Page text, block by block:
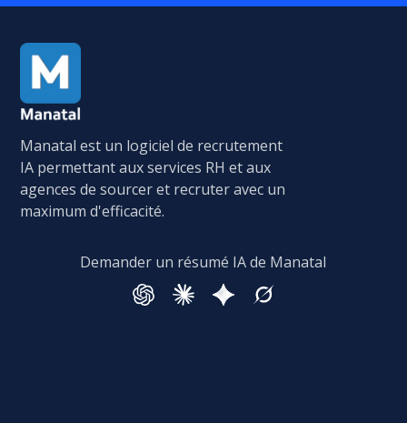
Manatal est un logiciel de recrutement
IA permettant aux services RH et aux
agences de sourcer et recruter avec un
maximum d'efficacité.
Demander un résumé IA de Manatal